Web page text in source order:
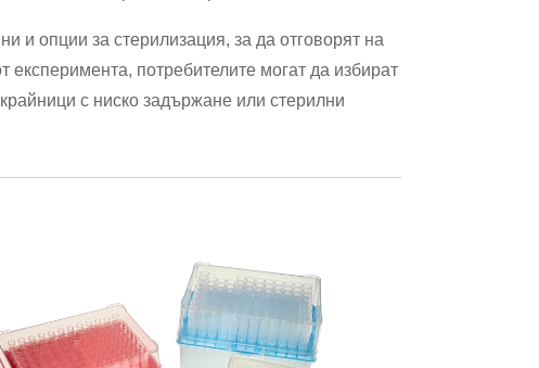
и опции за стерилизация, за да отговорят на
експеримента, потребителите могат да избират
с ниско задържане или стерилни